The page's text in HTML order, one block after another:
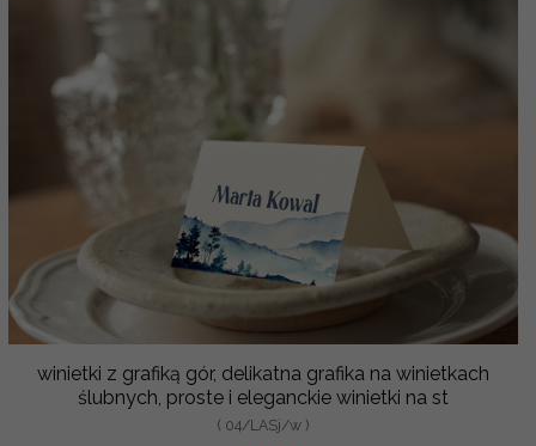
winietki z grafiką gór, delikatna grafika na winietkach
ślubnych, proste i eleganckie winietki na st
( 04/LASj/w )